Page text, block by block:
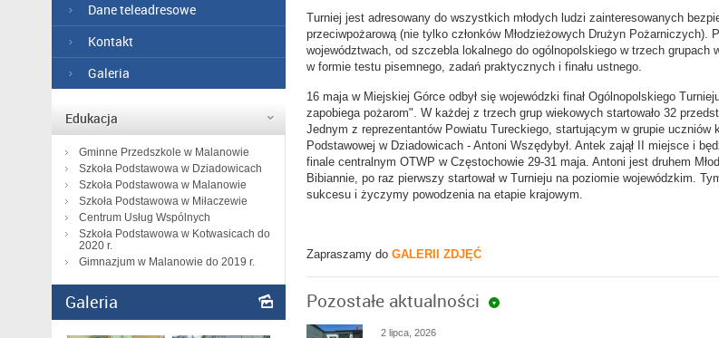
Dane teleadresowe
Kontakt
Galeria
Edukacja
Gminne Przedszkole w Malanowie
Szkoła Podstawowa w Dziadowicach
Szkoła Podstawowa w Malanowie
Szkoła Podstawowa w Miłaczewie
Centrum Usług Wspólnych
Szkoła Podstawowa w Kotwasicach do
2020 r.
Gimnazjum w Malanowie do 2019 r.
Galeria
Turniej jest adresowany do wszystkich młodych ludzi zainteresowanych
przeciwpożarową (nie tylko członków Młodzieżowych Drużyn Pożarniczych).
województwach, od szczebla lokalnego do ogólnopolskiego w trzech grupach
w formie testu pisemnego, zadań praktycznych i finału ustnego.
16 maja w Miejskiej Górce odbył się wojewódzki finał Ogólnopolskiego
zapobiega pożarom". W każdej z trzech grup wiekowych startowało 32
Jednym z reprezentantów Powiatu Tureckiego, startującym w grupie uczniów
Podstawowej w Dziadowicach - Antoni Wszędybył. Antek zajął II miejsce i
finale centralnym OTWP w Częstochowie 29-31 maja. Antoni jest druhem
Bibiannie, po raz pierwszy startował w Turnieju na poziomie wojewódzkim.
sukcesu i życzymy powodzenia na etapie krajowym.
A.
Zapraszamy do GALERII ZDJĘĆ
Pozostałe aktualności
2 lipca, 2026